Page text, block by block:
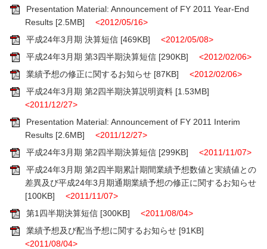
Presentation Material: Announcement of FY 2011 Year-End
Results[2.5MB] <2012/05/16>
平成24年3月期 決算短信[469KB] <2012/05/08>
平成24年3月期 第3四半期決算短信[290KB] <2012/02/06>
業績予想の修正に関するお知らせ[87KB] <2012/02/06>
平成24年3月期 第2四半期決算説明資料[1.53MB]
<2011/12/27>
Presentation Material: Announcement of FY 2011 Interim
Results[2.6MB] <2011/12/27>
平成24年3月期 第2四半期決算短信[299KB] <2011/11/07>
平成24年3月期 第2四半期累計期間業績予想数値と実績値との
差異及び平成24年3月期通期業績予想の修正に関するお知らせ
[100KB] <2011/11/07>
第1四半期決算短信[300KB] <2011/08/04>
業績予想及び配当予想に関するお知らせ[91KB]
<2011/08/04>